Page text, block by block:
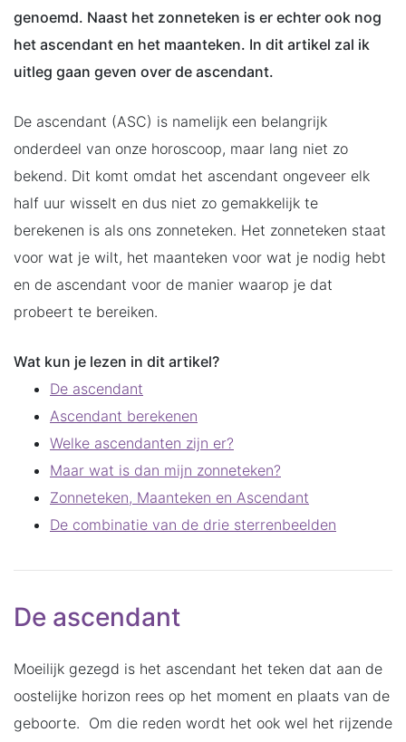
genoemd. Naast het zonneteken is er echter ook nog
het ascendant en het maanteken. In dit artikel zal ik
uitleg gaan geven over de ascendant.
De ascendant (ASC) is namelijk een belangrijk
onderdeel van onze horoscoop, maar lang niet zo
bekend. Dit komt omdat het ascendant ongeveer elk
half uur wisselt en dus niet zo gemakkelijk te
berekenen is als ons zonneteken. Het zonneteken staat
voor wat je wilt, het maanteken voor wat je nodig hebt
en de ascendant voor de manier waarop je dat
probeert te bereiken.
Wat kun je lezen in dit artikel?
De ascendant
Ascendant berekenen
Welke ascendanten zijn er?
Maar wat is dan mijn zonneteken?
Zonneteken, Maanteken en Ascendant
De combinatie van de drie sterrenbeelden
De ascendant
Moeilijk gezegd is het ascendant het teken dat aan de
oostelijke horizon rees op het moment en plaats van de
geboorte. Om die reden wordt het ook wel het rijzende